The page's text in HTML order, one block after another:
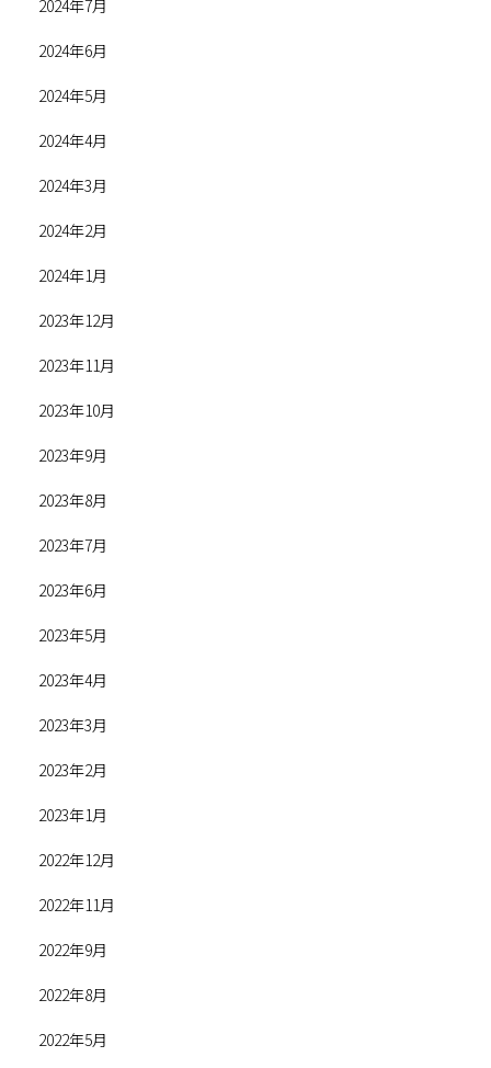
2024年7月
2024年6月
2024年5月
2024年4月
2024年3月
2024年2月
2024年1月
2023年12月
2023年11月
2023年10月
2023年9月
2023年8月
2023年7月
2023年6月
2023年5月
2023年4月
2023年3月
2023年2月
2023年1月
2022年12月
2022年11月
2022年9月
2022年8月
2022年5月